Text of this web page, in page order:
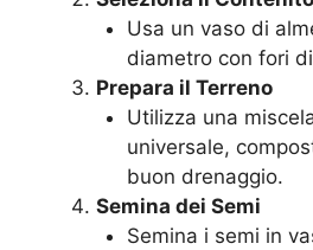
Usa un vaso di
diametro con fori
Prepara il Terreno
Utilizza una
universale,
buon drenaggio.
Semina dei Semi
Semina i semi in